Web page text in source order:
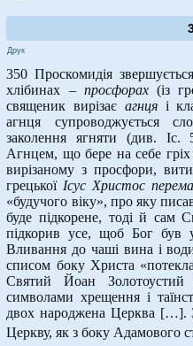
Друк
350 Проскомидія
хлібинах – просфорах(із
священик вирізає агнцяі
агнця супроводжується
заколення ягняти (див.
Агнцем, що бере на себе
вирізаному з просфори,
грецької Ісус Христос
«будучого віку», про яку
буде підкорене, тоді й сам
підкорив усе, щоб Бог
Вливання до чаші вина і
списом боку Христа
Святий Йоан
символами хрещення і
двох народжена Церква […].
Церкву, як з боку Адамового